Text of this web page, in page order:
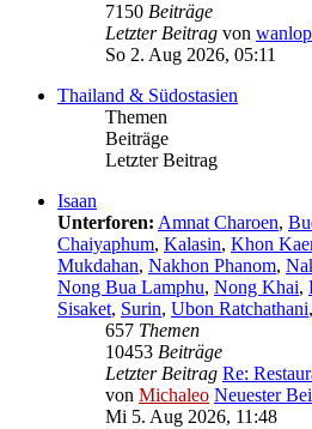
7150 Beiträge
Letzter Beitrag von
So 2. Aug 2026, 05:11
Thailand & Südostasien
Themen
Beiträge
Letzter Beitrag
Isaan
Unterforen: Amnat Charoen,
Chaiyaphum, Kalasin, Khon
Mukdahan, Nakhon Phanom,
Nong Bua Lamphu, Nong Khai,
Sisaket, Surin, Ubon Ratchathani,
657 Themen
10453 Beiträge
Letzter Beitrag Re:
von Michaleo Neuester
Mi 5. Aug 2026, 11:48